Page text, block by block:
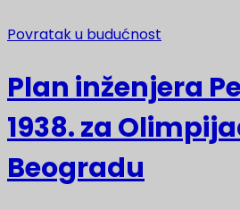
Povratak u budućnost
Plan inženjera
1938. za
Beogradu